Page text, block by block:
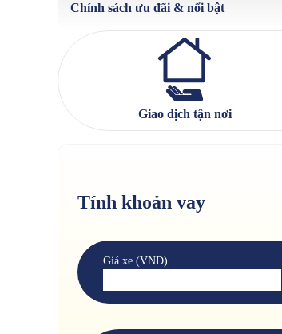
Chính sách ưu đãi & nổi bật
Giao dịch tận nơi
Tính khoản vay
Giá xe (VNĐ)